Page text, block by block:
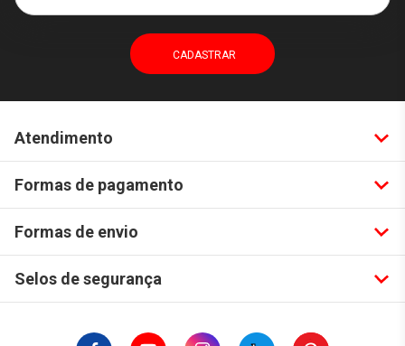
Atendimento
Formas de pagamento
Formas de envio
Selos de segurança